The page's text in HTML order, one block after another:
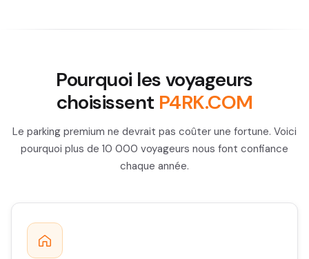
Pourquoi les voyageurs
choisissent P4RK.COM
Le parking premium ne devrait pas coûter une fortune. Voici
pourquoi plus de 10 000 voyageurs nous font confiance
chaque année.